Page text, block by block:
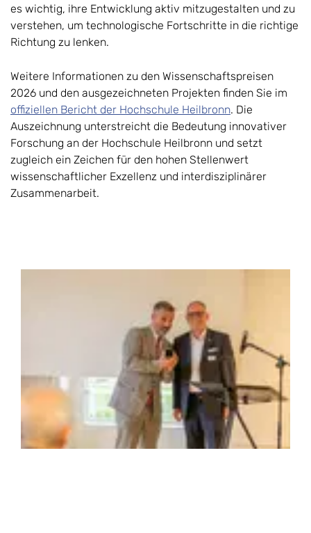
es wichtig, ihre Entwicklung aktiv mitzugestalten und zu
verstehen, um technologische Fortschritte in die richtige
Richtung zu lenken.
Weitere Informationen zu den Wissenschaftspreisen
2026 und den ausgezeichneten Projekten finden Sie im
offiziellen Bericht der Hochschule Heilbronn. Die
Auszeichnung unterstreicht die Bedeutung innovativer
Forschung an der Hochschule Heilbronn und setzt
zugleich ein Zeichen für den hohen Stellenwert
wissenschaftlicher Exzellenz und interdisziplinärer
Zusammenarbeit.